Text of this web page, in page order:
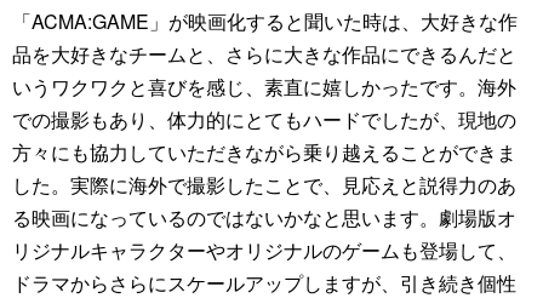
「ACMA:GAME」が映画化すると聞いた時は、大好きな作
品を大好きなチームと、さらに大きな作品にできるんだと
いうワクワクと喜びを感じ、素直に嬉しかったです。海外
での撮影もあり、体力的にとてもハードでしたが、現地の
方々にも協力していただきながら乗り越えることができま
した。実際に海外で撮影したことで、見応えと説得力のあ
る映画になっているのではないかなと思います。劇場版オ
リジナルキャラクターやオリジナルのゲームも登場して、
ドラマからさらにスケールアップしますが、引き続き個性